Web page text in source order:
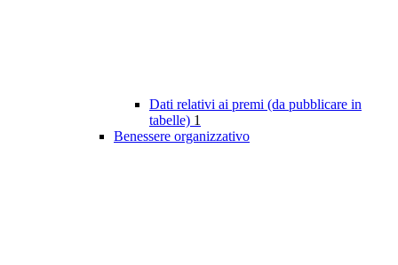
Dati relativi ai premi (da pubblicare in
tabelle) 1
Benessere organizzativo